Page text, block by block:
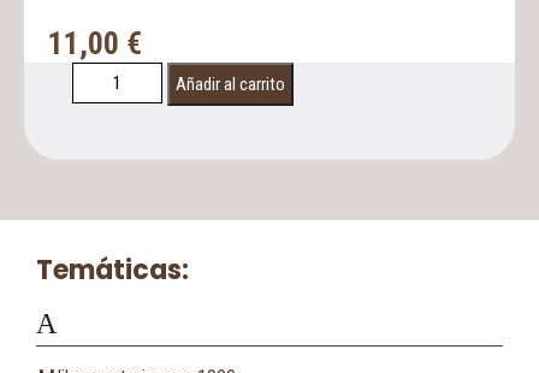
Temáticas:
A
11,00 €
Añadir al carrito